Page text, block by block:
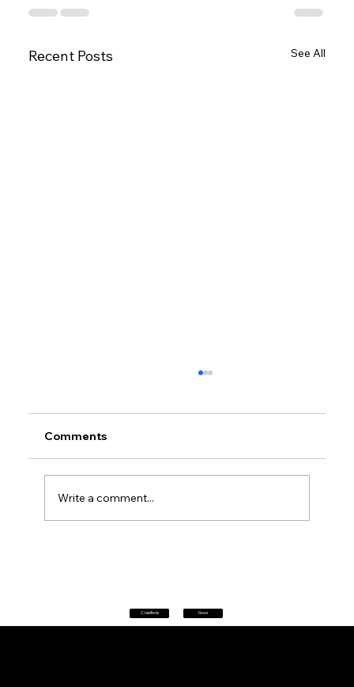
Classifieds News
Recent Posts See All
Comments
Write a comment...